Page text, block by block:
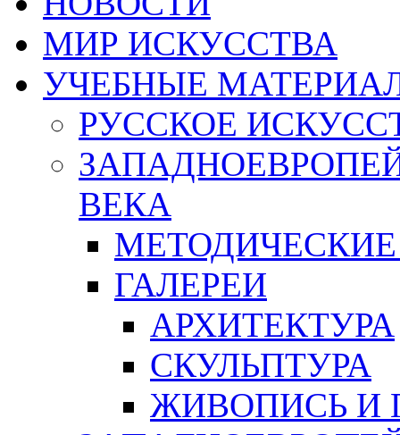
МИР ИСКУССТВА
УЧЕБНЫЕ
РУССКОЕ
ВЕКА
ГАЛЕРЕИ
АРХИТЕКТУРА
СКУЛЬПТУРА
ЖИВОПИСЬ И